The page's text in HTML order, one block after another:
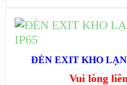
ĐỌC
ĐÈN EXIT KHO
Vui lòng